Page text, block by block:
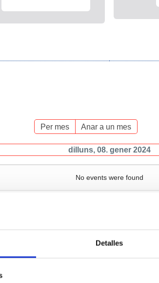
Detalles
Per mes Anar a un mes
dilluns, 08. gener 2024
No events were found
Serveis Negoci